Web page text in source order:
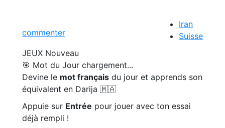
commenter
Iran
Suisse
JEUX Nouveau
🎯 Mot du Jour chargement...
Devine le mot français du jour et apprends son
équivalent en Darija 🇲🇦
Appuie sur Entrée pour jouer avec ton essai
déjà rempli !